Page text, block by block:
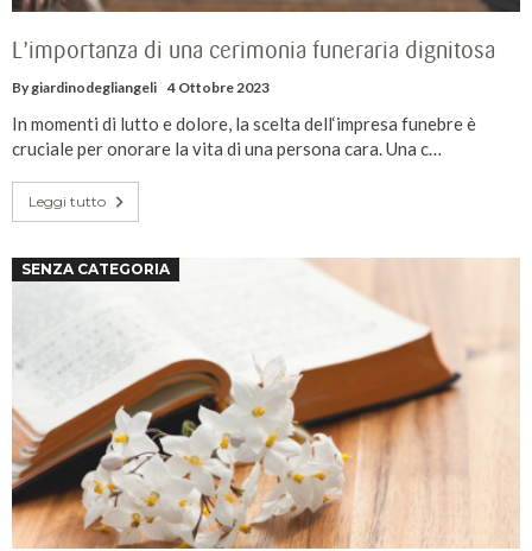
L’importanza di una cerimonia funeraria dignitosa
By giardinodegliangeli 4 Ottobre 2023
In momenti di lutto e dolore, la scelta dell‘impresa funebre è
cruciale per onorare la vita di una persona cara. Una c…
Leggi tutto
SENZA CATEGORIA